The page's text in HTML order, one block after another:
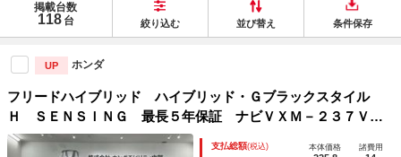
掲載台数
118 台 絞り込む 並び替え 条件保存
UP ホンダ
フリードハイブリッド ハイブリッド・Ｇブラックスタイル
Ｈ ＳＥＮＳＩＮＧ 最長５年保証 ナビＶＸＭ－２３７ＶＦ
Ｎｉ ＴＶ Ｒカメラ ＣＤ録音 ＢＴオ－ディオ ＤＶＤ
支払総額(税込) 本体価格 諸費用